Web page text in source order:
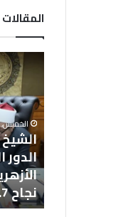
الغني
يعتمد
نتيجة
الدور
الثاني
للشهادة
الثانوية
الأزهرية
الخميس, 6 أغسطس 2026
الدور
نجاح 97.7%